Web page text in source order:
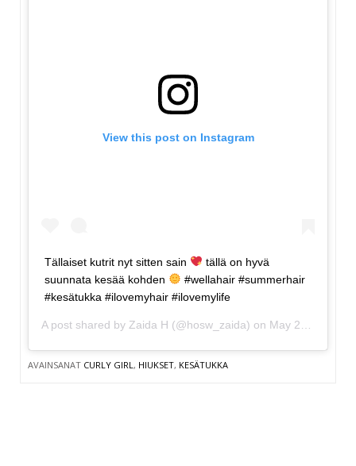
View this post on Instagram
Tällaiset kutrit nyt sitten sain
tällä on hyvä
suunnata kesää kohden
#wellahair #summerhair
#kesätukka #ilovemyhair #ilovemylife
A post shared by Zaida H (@hosw_zaida) on May 25, 2019 at 9:42pm PDT
AVAINSANAT CURLY GIRL, HIUKSET, KESÄTUKKA